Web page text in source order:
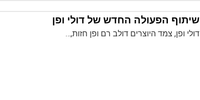
שיתוף הפעולה החדש של דולי ופן
דולי ופן, צמד היוצרים דולב רם ופן חזות,…